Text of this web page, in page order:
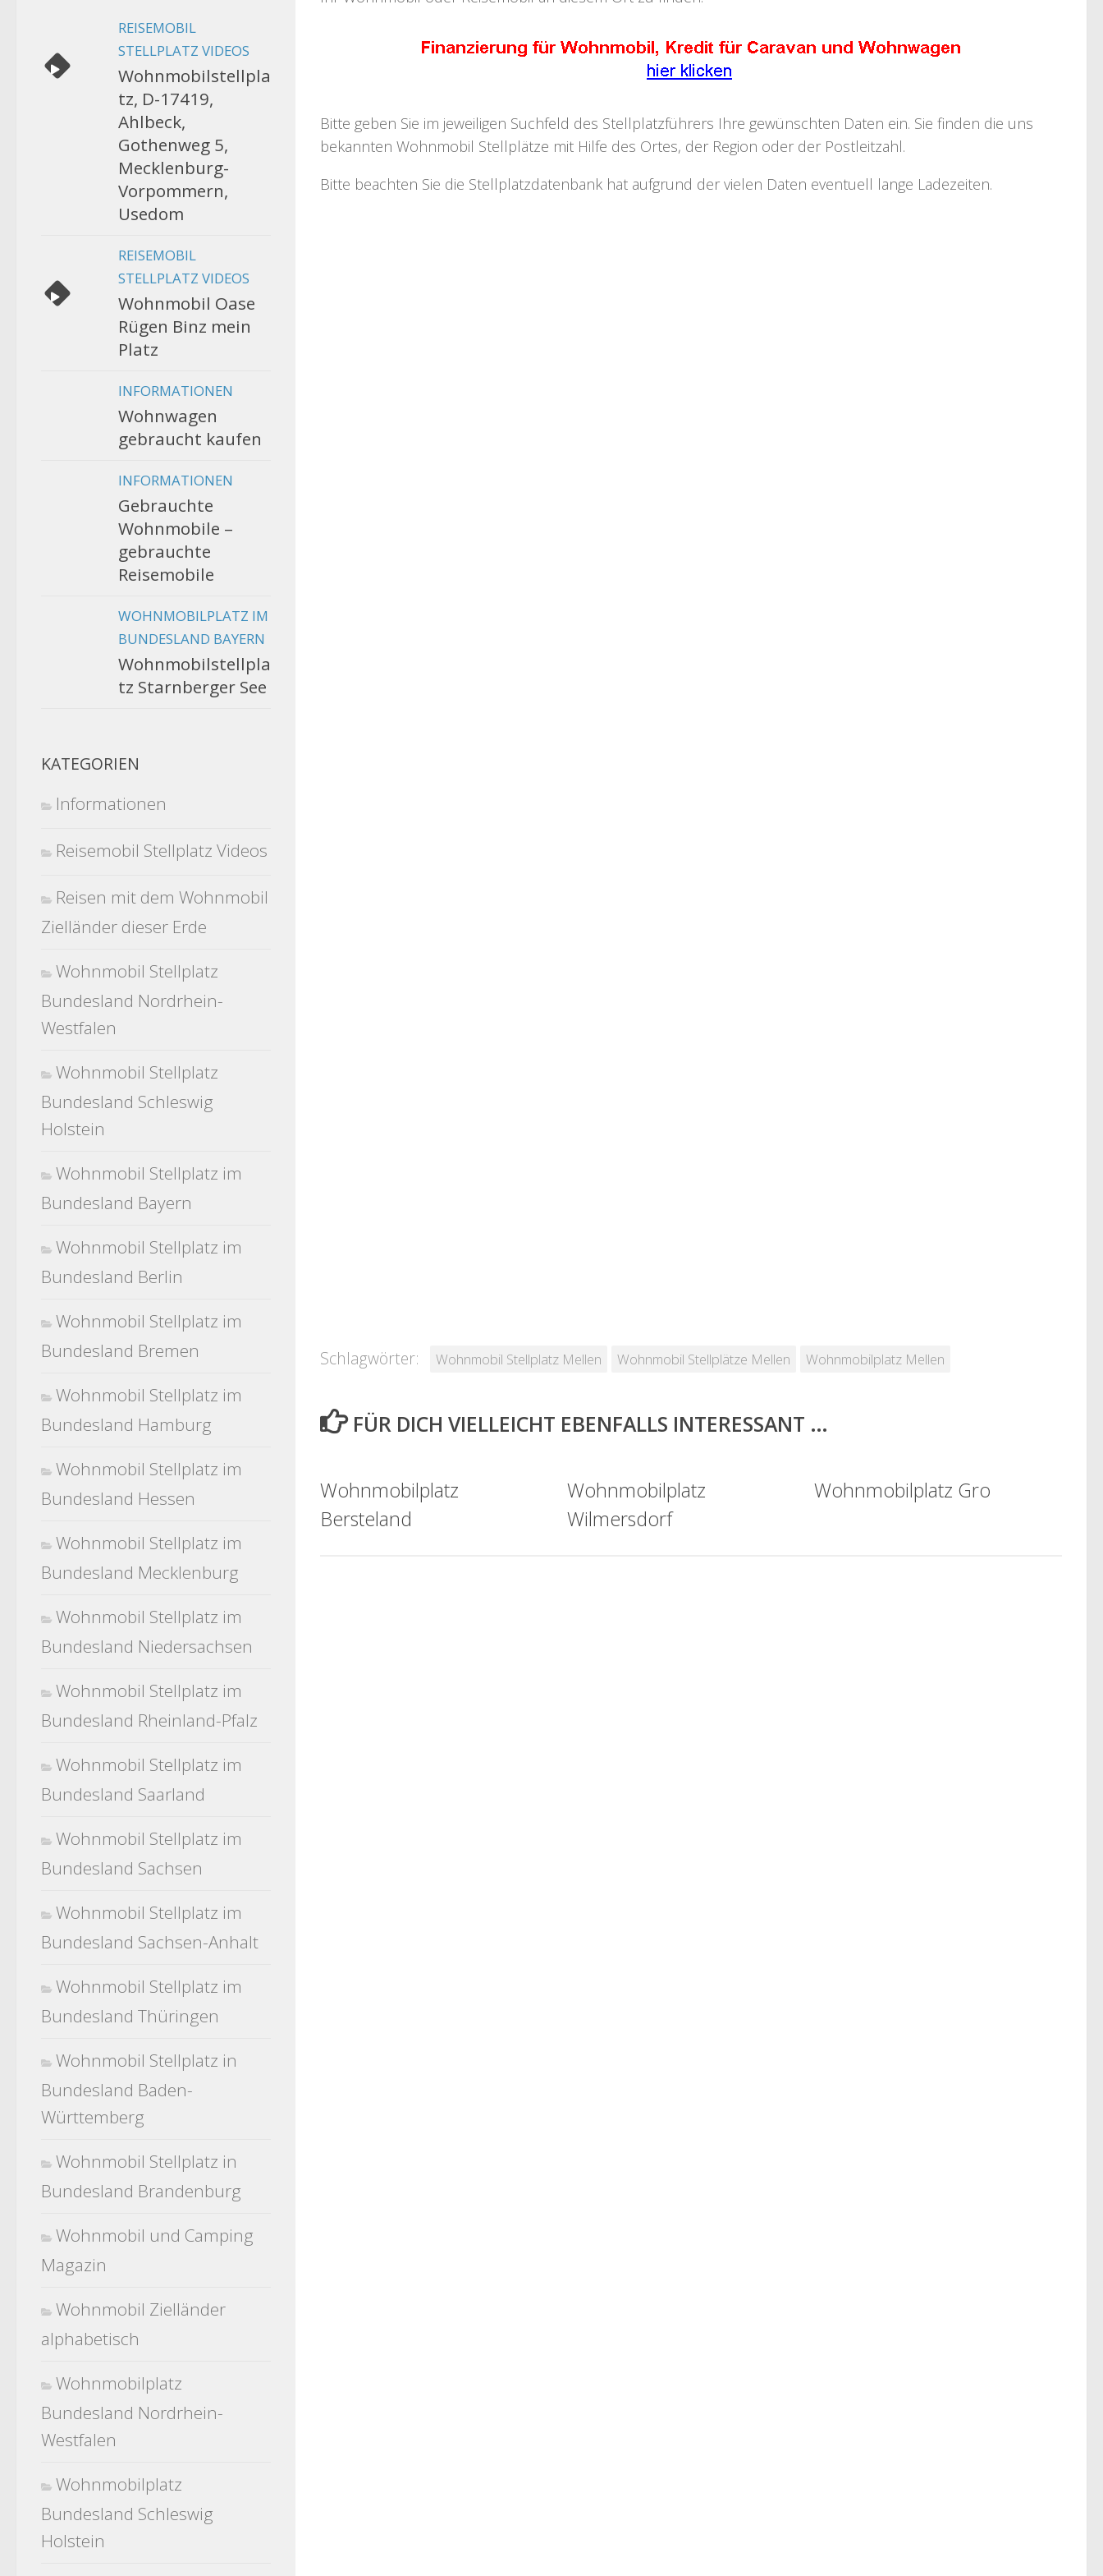
Bitte geben Sie im jeweiligen Suchfeld des Stellplatzführers Ihre gewünschten Daten ein. Sie finden die uns
bekannten Wohnmobil Stellplätze mit Hilfe des Ortes, der Region oder der Postleitzahl.
Bitte beachten Sie die Stellplatzdatenbank hat aufgrund der vielen Daten eventuell lange Ladezeiten.
Schlagwörter: Wohnmobil Stellplatz Mellen Wohnmobil Stellplätze Mellen Wohnmobilplatz Mellen
FÜR DICH VIELLEICHT EBENFALLS INTERESSANT …
Wohnmobilplatz
Bersteland
Wohnmobilplatz
Wilmersdorf
Wohnmobilplatz Gro
REISEMOBIL
STELLPLATZ VIDEOS
Wohnmobilstellpla
tz, D-17419,
Ahlbeck,
Gothenweg 5,
Mecklenburg-
Vorpommern,
Usedom
REISEMOBIL
STELLPLATZ VIDEOS
Wohnmobil Oase
Rügen Binz mein
Platz
INFORMATIONEN
Wohnwagen
gebraucht kaufen
INFORMATIONEN
Gebrauchte
Wohnmobile –
gebrauchte
Reisemobile
WOHNMOBILPLATZ IM
BUNDESLAND BAYERN
Wohnmobilstellpla
tz Starnberger See
KATEGORIEN
Informationen
Reisemobil Stellplatz Videos
Reisen mit dem Wohnmobil
Zielländer dieser Erde
Wohnmobil Stellplatz
Bundesland Nordrhein-
Westfalen
Wohnmobil Stellplatz
Bundesland Schleswig
Holstein
Wohnmobil Stellplatz im
Bundesland Bayern
Wohnmobil Stellplatz im
Bundesland Berlin
Wohnmobil Stellplatz im
Bundesland Bremen
Wohnmobil Stellplatz im
Bundesland Hamburg
Wohnmobil Stellplatz im
Bundesland Hessen
Wohnmobil Stellplatz im
Bundesland Mecklenburg
Wohnmobil Stellplatz im
Bundesland Niedersachsen
Wohnmobil Stellplatz im
Bundesland Rheinland-Pfalz
Wohnmobil Stellplatz im
Bundesland Saarland
Wohnmobil Stellplatz im
Bundesland Sachsen
Wohnmobil Stellplatz im
Bundesland Sachsen-Anhalt
Wohnmobil Stellplatz im
Bundesland Thüringen
Wohnmobil Stellplatz in
Bundesland Baden-
Württemberg
Wohnmobil Stellplatz in
Bundesland Brandenburg
Wohnmobil und Camping
Magazin
Wohnmobil Zielländer
alphabetisch
Wohnmobilplatz
Bundesland Nordrhein-
Westfalen
Wohnmobilplatz
Bundesland Schleswig
Holstein